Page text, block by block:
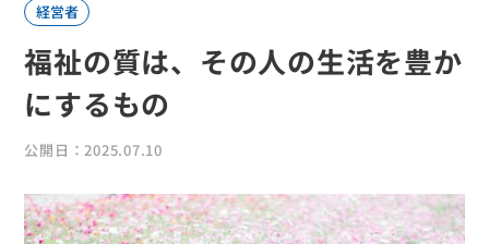
経営者
福祉の質は、その人の生活を豊か
にするもの
公開日：2025.07.10